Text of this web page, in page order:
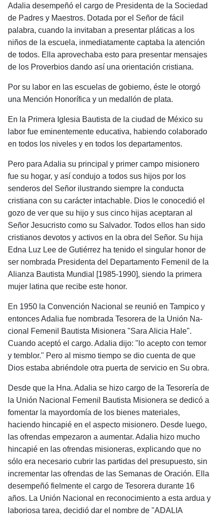
Adalia desempeñó el cargo de Presidenta de la Sociedad
de Padres y Maestros. Dotada por el Señor de fácil
palabra, cuando la invitaban a presen­tar pláticas a los
niños de la escuela, inmediatamente captaba la atención
de todos. Ella aprovechaba esto para presentar mensajes
de los Proverbios dando así una orien­tación cristiana.
Por su labor en las escuelas de gobierno, éste le otorgó
una Mención Honorífica y un medallón de plata.
En la Primera Iglesia Bautista de la ciudad de Méxi­co su
labor fue eminentemente educativa, habiendo cola­borado
en todos los niveles y en todos los departamentos.
Pero para Adalia su principal y primer campo misio­nero
fue su hogar, y así condujo a todos sus hijos por los
senderos del Señor ilustrando siempre la conducta
cristiana con su carácter intachable. Dios le conocedió el
gozo de ver que su hijo y sus cinco hijas aceptaran al
Señor Jesucristo como su Salvador. Todos ellos han sido
cristianos devotos y activos en la obra del Señor. Su hija
Edna Luz Lee de Gutiérrez ha tenido el singular honor de
ser nombrada Presidenta del Departamento Femenil de la
Alianza Bautista Mundial [1985-1990], siendo la primera
mujer latina que recibe este honor.
En 1950 la Convención Nacional se reunió en Tampico y
entonces Adalia fue nombrada Tesorera de la Unión Na­
cional Femenil Bautista Misionera "Sara Alicia Hale".
Cuando aceptó el cargo. Adalia dijo: "lo acepto con te­mor
y temblor." Pero al mismo tiempo se dio cuenta de que
Dios estaba abriéndole otra puerta de servicio en Su obra.
Desde que la Hna. Adalia se hizo cargo de la Tesore­ría de
la Unión Nacional Femenil Bautista Misionera se dedicó a
fomentar la mayordomía de los bienes materia­les,
haciendo hincapié en el aspecto misionero. Desde luego,
las ofrendas empezaron a aumentar. Adalia hizo mucho
hincapié en las ofrendas misioneras, explicando que no
sólo era necesario cubrir las partidas del pre­supuesto, sin
incrementar las ofrendas de las Semanas de Oración. Ella
desempeñó fielmente el cargo de Teso­rera durante 16
años. La Unión Nacional en reconoci­miento a esta ardua y
laboriosa tarea, decidió dar el nombre de "ADALIA